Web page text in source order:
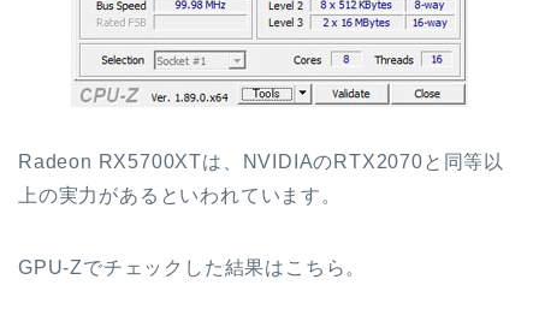
Radeon RX5700XTは、NVIDIAのRTX2070と同等以
上の実力があるといわれています。
GPU-Zでチェックした結果はこちら。